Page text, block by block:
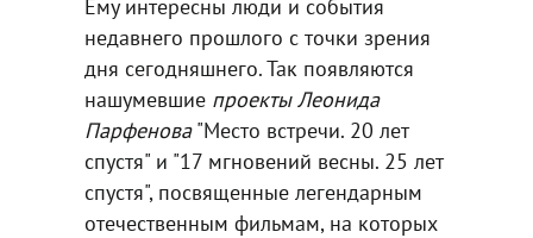
Ему интересны люди и события
недавнего прошлого с точки зрения
дня сегодняшнего. Так появляются
нашумевшие проекты Леонида
Парфенова"Место встречи. 20 лет
спустя" и "17 мгновений весны. 25 лет
спустя", посвященные легендарным
отечественным фильмам, на которых